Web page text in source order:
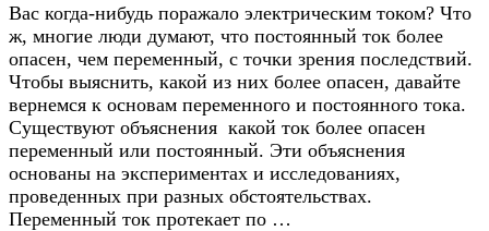
Вас когда-нибудь поражало электрическим током? Что
ж, многие люди думают, что постоянный ток более
опасен, чем переменный, с точки зрения последствий.
Чтобы выяснить, какой из них более опасен, давайте
вернемся к основам переменного и постоянного тока.
Существуют объяснения какой ток более опасен
переменный или постоянный. Эти объяснения
основаны на экспериментах и исследованиях,
проведенных при разных обстоятельствах.
Переменный ток протекает по …